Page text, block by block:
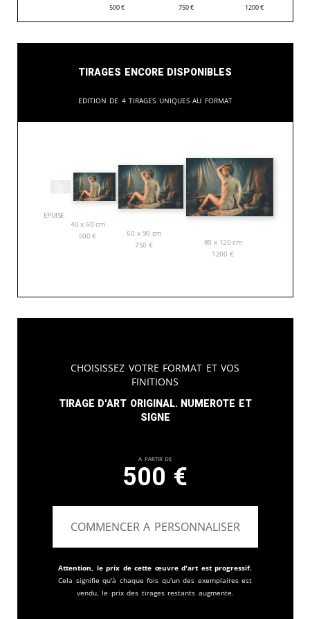
500€ 750€ 1200€
Tirages encore disponibles
Edition de 4 tirages uniques au format
EPUISE
40 x 60 cm
500€
60 x 90 cm
750 €
80 x 120 cm
1200 €
Choisissez votre format et vos
finitions
Tirage d'art original. Numerote et
signe
A partir de
500 €
COMMENCER A PERSONNALISER
Attention, le prix de cette œuvre d'art est progressif.
Cela signifie qu'à chaque fois qu'un des exemplaires est
vendu, le prix des tirages restants augmente.